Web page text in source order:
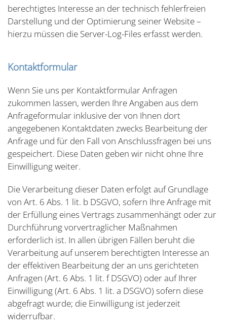
berechtigtes Interesse an der technisch fehlerfreien
Darstellung und der Optimierung seiner Website –
hierzu müssen die Server-Log-Files erfasst werden.
Kontaktformular
Wenn Sie uns per Kontaktformular Anfragen
zukommen lassen, werden Ihre Angaben aus dem
Anfrageformular inklusive der von Ihnen dort
angegebenen Kontaktdaten zwecks Bearbeitung der
Anfrage und für den Fall von Anschlussfragen bei uns
gespeichert. Diese Daten geben wir nicht ohne Ihre
Einwilligung weiter.
Die Verarbeitung dieser Daten erfolgt auf Grundlage
von Art. 6 Abs. 1 lit. b DSGVO, sofern Ihre Anfrage mit
der Erfüllung eines Vertrags zusammenhängt oder zur
Durchführung vorvertraglicher Maßnahmen
erforderlich ist. In allen übrigen Fällen beruht die
Verarbeitung auf unserem berechtigten Interesse an
der effektiven Bearbeitung der an uns gerichteten
Anfragen (Art. 6 Abs. 1 lit. f DSGVO) oder auf Ihrer
Einwilligung (Art. 6 Abs. 1 lit. a DSGVO) sofern diese
abgefragt wurde; die Einwilligung ist jederzeit
widerrufbar.